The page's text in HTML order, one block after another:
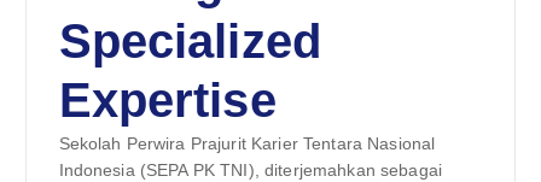
Specialized
Expertise
Sekolah Perwira Prajurit Karier Tentara Nasional
Indonesia (SEPA PK TNI), diterjemahkan sebagai